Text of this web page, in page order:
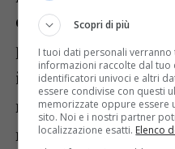
composte da un
possibile iscrivere la
il lunedì precedente
mail a
nome della squadra;
Scopri di più
I tuoi dati personali
informazioni raccolte dal
identificatori univoci e altri
essere condivise con questi
memorizzate oppure essere
sito. Noi e i nostri partner
localizzazione esatti. Elenco